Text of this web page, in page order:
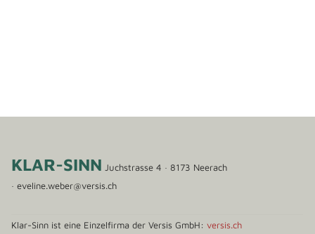
​KLAR-SINN ​Juchstrasse 4 · 8173 Neerach
·eveline.weber@versis.ch
​Klar-Sinn ist eine Einzelfirma​ der ​Versis GmbH:versis.ch